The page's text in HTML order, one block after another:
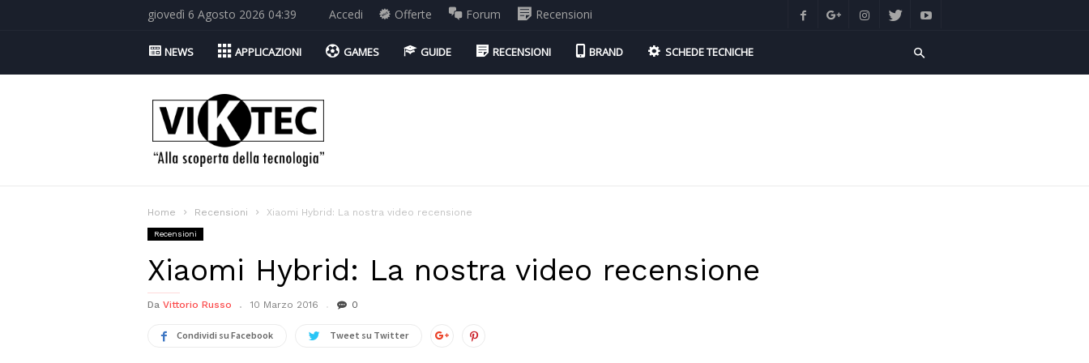
giovedì 6 Agosto 2026 04:39 Accedi Offerte Forum Recensioni
NEWS APPLICAZIONI GAMES GUIDE RECENSIONI BRAND SCHEDE TECNICHE
Viktec.net
Home Recensioni Xiaomi Hybrid: La nostra video recensione
Recensioni
Xiaomi Hybrid: La nostra video recensione
Da Vittorio Russo 10 Marzo 2016 0
Condividi su Facebook Tweet su Twitter